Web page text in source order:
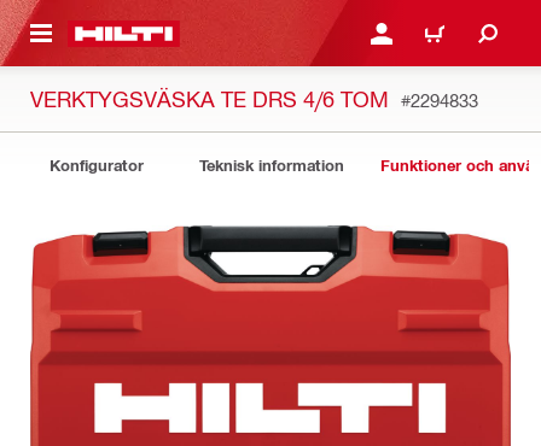
GÅ TILL HUVUDSIDAN LOGGA IN ELLER
VARUKORG
VERKTYGSVÄSKA TE DRS 4/6 TOM #2294833
Konfigurator Teknisk information Funktioner och